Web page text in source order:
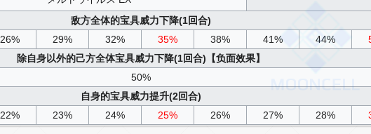
敌方全体的宝具威力下降(1回合)
26% 29% 32% 35% 38% 41% 44%
除自身以外的己方全体宝具威力下降(1回合)【负面效果】
50%
自身的宝具威力提升(2回合)
22% 23% 24% 25% 26% 27% 28%